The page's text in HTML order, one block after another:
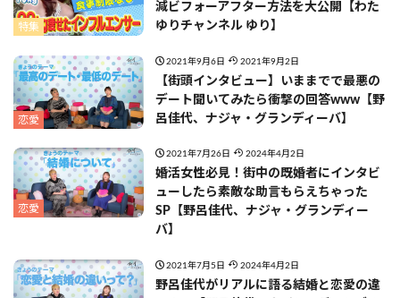
特集
減ビフォーアフター方法を大公開【わた
ゆりチャンネル ゆり】
恋愛
2021年9月6日 2021年9月2日
【街頭インタビュー】いままでで最悪の
デート聞いてみたら衝撃の回答www【野
呂佳代、ナジャ・グランディーバ】
恋愛
2021年7月26日 2024年4月2日
婚活女性必見！街中の既婚者にインタビ
ューしたら素敵な助言もらえちゃった
SP【野呂佳代、ナジャ・グランディー
バ】
2021年7月5日 2024年4月2日
野呂佳代がリアルに語る結婚と恋愛の違